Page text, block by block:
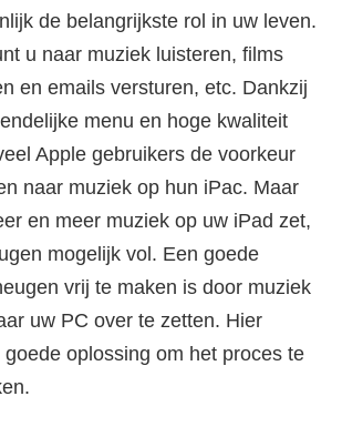
de belangrijkste rol in uw leven.
u naar muziek luisteren, films
en emails versturen, etc. Dankzij
menu en hoge kwaliteit
Apple gebruikers de voorkeur
naar muziek op hun iPac. Maar
en meer muziek op uw iPad zet,
mogelijk vol. Een goede
vrij te maken is door muziek
uw PC over te zetten. Hier
oplossing om het proces te